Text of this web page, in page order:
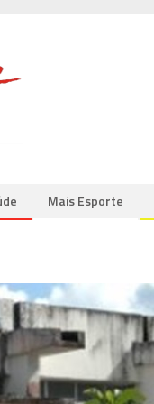
Mais Esporte